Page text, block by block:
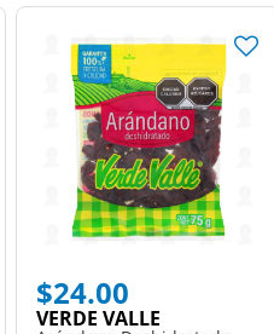
$24.00
VERDE VALLE